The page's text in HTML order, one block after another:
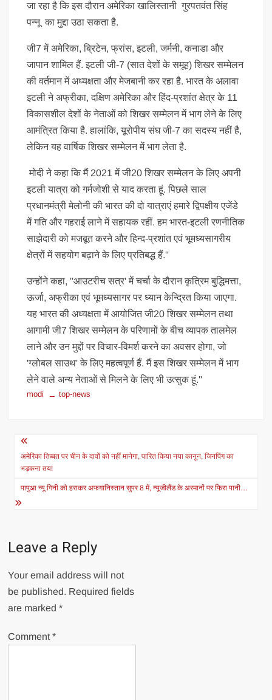
जा रहा है कि इस दौरान अमेरिका खालिस्तानी गुरपतवंत सिंह
पन्नू का मुद्दा उठा सकता है.
जी7 में अमेरिका, ब्रिटेन, फ्रांस, इटली, जर्मनी, कनाडा और
जापान शामिल हैं. इटली जी-7 (सात देशों के समूह) शिखर सम्मेलन
की वर्तमान में अध्यक्षता और मेजबानी कर रहा है. भारत के अलावा
इटली ने अफ्रीका, दक्षिण अमेरिका और हिंद-प्रशांत क्षेत्र के 11
विकासशील देशों के नेताओं को शिखर सम्मेलन में भाग लेने के लिए
आमंत्रित किया है. हालांकि, यूरोपीय संघ जी-7 का सदस्य नहीं है,
लेकिन यह वार्षिक शिखर सम्मेलन में भाग लेता है.
मोदी ने कहा कि मैं 2021 में जी20 शिखर सम्मेलन के लिए अपनी
इटली यात्रा को गर्मजोशी से याद करता हूं. पिछले साल
प्रधानमंत्री मेलोनी की भारत की दो यात्राएं हमारे द्विपक्षीय एजेंडे
में गति और गहराई लाने में सहायक रहीं. हम भारत-इटली रणनीतिक
साझेदारी को मजबूत करने और हिन्द-प्रशांत एवं भूमध्यसागरीय
क्षेत्रों में सहयोग बढ़ाने के लिए प्रतिबद्ध हैं.''
उन्होंने कहा, ''आउटरीच सत्र' में चर्चा के दौरान कृत्रिम बुद्धिमत्ता,
ऊर्जा, अफ्रीका एवं भूमध्यसागर पर ध्यान केन्द्रित किया जाएगा.
यह भारत की अध्यक्षता में आयोजित जी20 शिखर सम्मेलन तथा
आगामी जी7 शिखर सम्मेलन के परिणामों के बीच व्यापक तालमेल
लाने और उन मुद्दों पर विचार-विमर्श करने का अवसर होगा, जो
'ग्लोबल साउथ' के लिए महत्वपूर्ण हैं. मैं इस शिखर सम्मेलन में भाग
लेने वाले अन्य नेताओं से मिलने के लिए भी उत्सुक हूं.''
modi top-news
Post
navigation
अमेरिका तिब्बत पर चीन के दावों को नहीं मानेगा, पारित किया नया कानून, जिनपिंग का
भड़कना तय!
पापुआ न्यू गिनी को हराकर अफगानिस्तान सुपर 8 में, न्यूजीलैंड के अरमानों पर फिरा पानी…
Leave a Reply
Your email address will not
be published. Required fields
are marked*
Comment*